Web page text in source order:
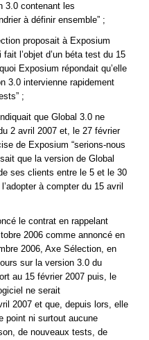
3.0 contenant les
à définir ensemble” ;
proposait à Exposium
l’objet d’un béta test du 15
Exposium répondait qu’elle
3.0 intervienne rapidement
;
que Global 3.0 ne
2 avril 2007 et, le 27 février
de Exposium “serions-nous
que la version de Global
ses clients entre le 5 et le 30
à compter du 15 avril
le contrat en rappelant
2006 comme annoncé en
2006, Axe Sélection, en
sur la version 3.0 du
au 15 février 2007 puis, le
ne serait
2007 et que, depuis lors, elle
point ni surtout aucune
de nouveaux tests, de